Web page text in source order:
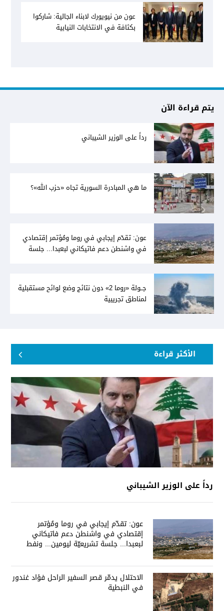
إعادة بنائه
عون من نيويورك لابناء الجالية: شاركوا
بكثافة في الانتخابات النيابية
يتم قراءة الآن
رداً على الوزير الشيباني
ما هي المبادرة السورية تجاه «حزب الله»؟
عون: تقدّم إيجابي في روما ومُؤتمر إقتصادي
في واشنطن دعم فاتيكاني لبعبدا... جلسة
جــولة «روما 2» دون نتائج وضع لوائح مستقبلية
لمناطق تجريبية
الأكثر قراءة
رداً على الوزير الشيباني
عون: تقدّم إيجابي في روما ومُؤتمر
إقتصادي في واشنطن دعم فاتيكاني
لبعبدا... جلسة تشريعيّة ليومين... ونفط
الاحتلال يدمّر قصر السفير الراحل فؤاد غندور
في النبطية